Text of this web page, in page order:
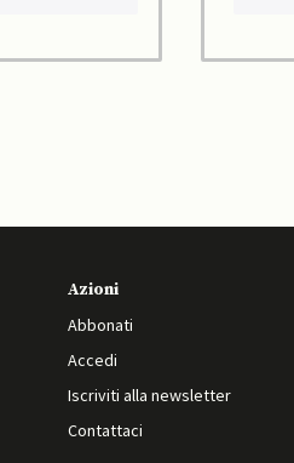
Azioni
Abbonati
Accedi
Iscriviti alla newsletter
Contattaci